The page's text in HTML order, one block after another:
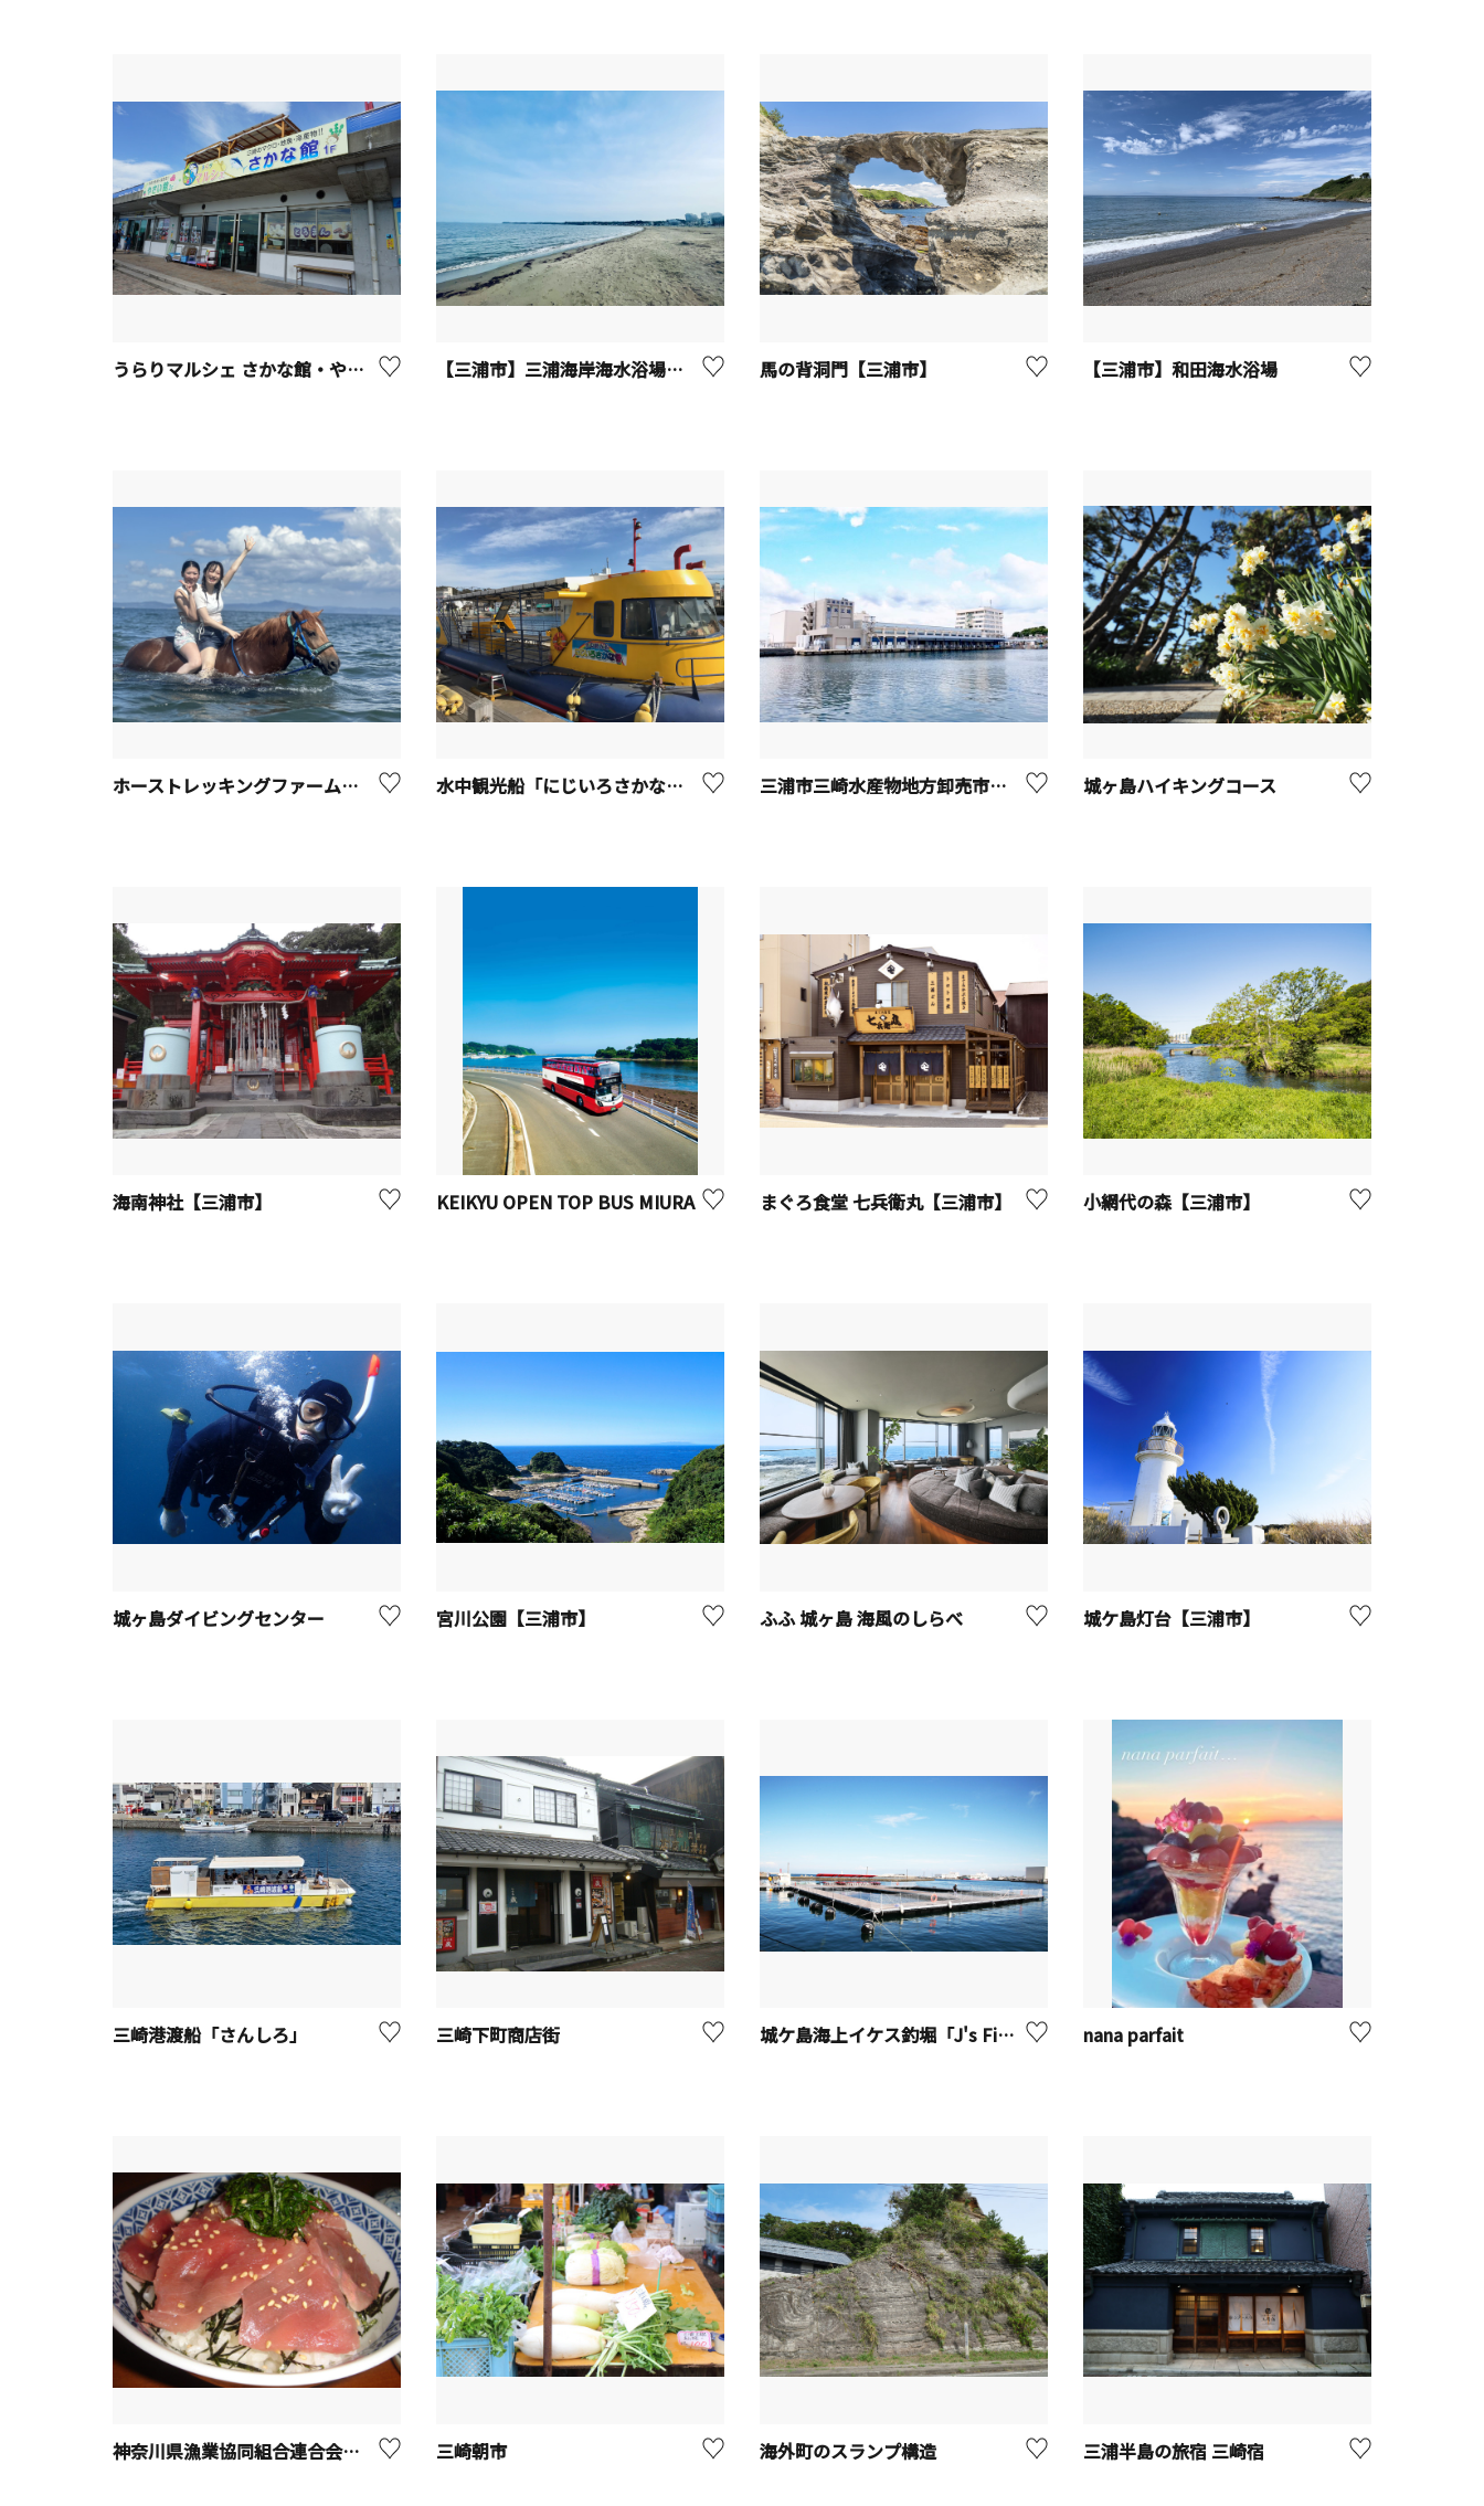
うらりマルシェ さかな館・やさい館【三浦市】 【三浦市】三浦海岸海水浴場「MIURA FUN BEACH三浦海岸」 馬の背洞門【三浦市】 【三浦市】和田海水浴場
ホーストレッキングファーム三浦海岸 水中観光船「にじいろさかな号」【三浦市】 三浦市三崎水産物地方卸売市場（みさき魚市場） 城ヶ島ハイキングコース
海南神社【三浦市】 KEIKYU OPEN TOP BUS MIURA まぐろ食堂 七兵衛丸【三浦市】 小網代の森【三浦市】
城ヶ島ダイビングセンター 宮川公園【三浦市】 ふふ 城ヶ島 海風のしらべ 城ケ島灯台【三浦市】
三崎港渡船「さんしろ」 三崎下町商店街 城ケ島海上イケス釣堀「J's Fishing」【三浦市】 nana parfait
神奈川県漁業協同組合連合会まぐろ直販センター【三浦市】 三崎朝市 海外町のスランプ構造 三浦半島の旅宿 三崎宿